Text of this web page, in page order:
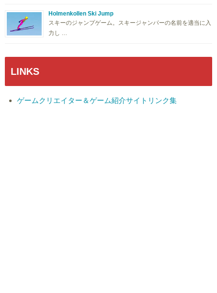
Holmenkollen Ski Jump
スキーのジャンプゲーム。スキージャンパーの名前を適当に入
力し …
LINKS
ゲームクリエイター＆ゲーム紹介サイトリンク集